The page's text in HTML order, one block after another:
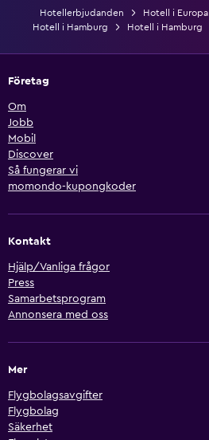
Hotellerbjudanden Hotell i Europa
Hotell i Hamburg
Hotell i Hamburg
Företag
Om
Jobb
Mobil
Discover
Så fungerar vi
momondo-kupongkoder
Kontakt
Hjälp/Vanliga frågor
Press
Samarbetsprogram
Annonsera med oss
Mer
Flygbolagsavgifter
Flygbolag
Säkerhet